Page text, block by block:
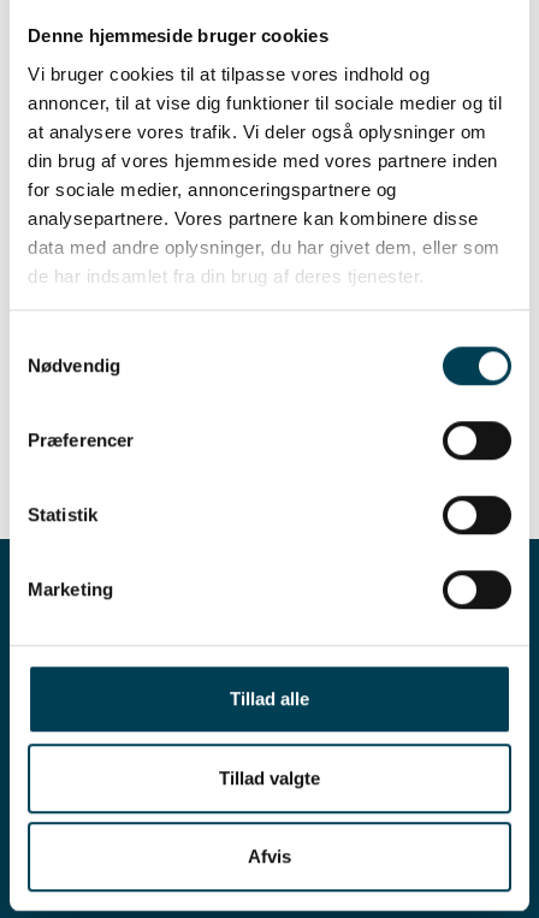
Denne hjemmeside bruger cookies
Vi bruger cookies til at tilpasse vores indhold og
annoncer, til at vise dig funktioner til sociale medier og til
at analysere vores trafik. Vi deler også oplysninger om
din brug af vores hjemmeside med vores partnere inden
for sociale medier, annonceringspartnere og
analysepartnere. Vores partnere kan kombinere disse
data med andre oplysninger, du har givet dem, eller som
de har indsamlet fra din brug af deres tjenester.
Nødvendig
Præferencer
Statistik
Marketing
Tillad alle
Tillad valgte
Afvis
Follerupgård - en del af
Avlscenter Rønshauge
På Follerupgard har vi opformering med
450 YY-søer og produktion af
F1/krydsningspolte.
Avlscenter Rønshauge A/S er en
familiedrevet virksomhed, der igennem årtier
opformering med salg af avlsdyr til mere